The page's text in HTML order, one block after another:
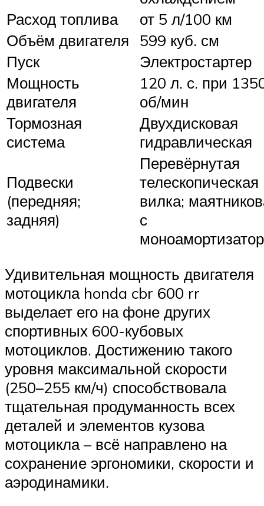
Расход топлива
от 5 л/100 км
Объём двигателя
599 куб. см
Пуск
Электростартер
Мощность
двигателя
120 л. с. при
об/мин
Тормозная
система
Двухдисковая
гидравлическая
Подвески
(передняя;
задняя)
Перевёрнутая
телескопическая
вилка;
с
Удивительная мощность двигателя
мотоцикла honda cbr 600 rr
выделает его на фоне других
спортивных 600-кубовых
мотоциклов. Достижению такого
уровня максимальной скорости
(250–255 км/ч) способствовала
тщательная продуманность всех
деталей и элементов кузова
мотоцикла – всё направлено на
сохранение эргономики, скорости и
аэродинамики.